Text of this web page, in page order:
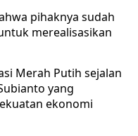
pihaknya sudah
merealisasikan
Merah Putih sejalan
yang
ekonomi